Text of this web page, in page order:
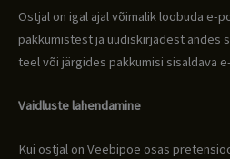
Ostjal on igal ajal võimalik loobuda e-
pakkumistest ja uudiskirjadest andes
teel või järgides pakkumisi sisaldava
Vaidluste lahendamine
Kui ostjal on Veebipoe osas